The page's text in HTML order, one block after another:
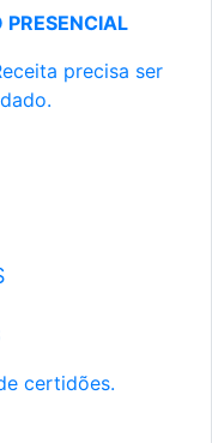
precisa ser
certidões.